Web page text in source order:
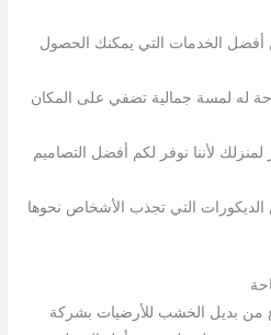
الخدمات التي يمكنك الحصول
له لمسة جمالية تضفي على المكان
لأننا نوفر لكم أفضل التصاميم
التي تجذب الأشخاص نحوها
من بديل الخشب للأرضيات بشركة